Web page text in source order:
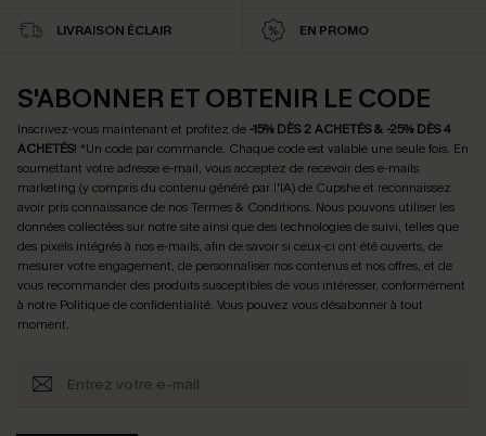
LIVRAISON ÉCLAIR EN PROMO
S'ABONNER ET OBTENIR LE CODE
Inscrivez-vous maintenant et profitez de -15% DÈS 2 ACHETÉS & -25% DÈS 4
ACHETÉS! *Un code par commande. Chaque code est valable une seule fois. En
soumettant votre adresse e-mail, vous acceptez de recevoir des e-mails
marketing (y compris du contenu généré par l'IA) de Cupshe et reconnaissez
avoir pris connaissance de nosTermes & Conditions. Nous pouvons utiliser les
données collectées sur notre site ainsi que des technologies de suivi, telles que
des pixels intégrés à nos e-mails, afin de savoir si ceux-ci ont été ouverts, de
mesurer votre engagement, de personnaliser nos contenus et nos offres, et de
vous recommander des produits susceptibles de vous intéresser, conformément
à notre Politique de confidentialité. Vous pouvez vous désabonner à tout
moment.